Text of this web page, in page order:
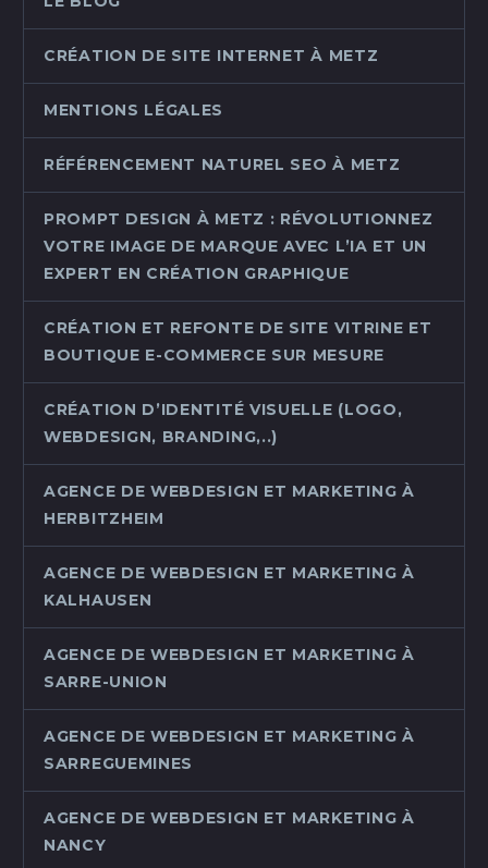
CRÉATION DE SITE INTERNET À METZ
MENTIONS LÉGALES
RÉFÉRENCEMENT NATUREL SEO À METZ
PROMPT DESIGN À METZ : RÉVOLUTIONNEZ
VOTRE IMAGE DE MARQUE AVEC L’IA ET UN
EXPERT EN CRÉATION GRAPHIQUE
CRÉATION ET REFONTE DE SITE VITRINE ET
BOUTIQUE E-COMMERCE SUR MESURE
CRÉATION D’IDENTITÉ VISUELLE (LOGO,
WEBDESIGN, BRANDING,..)
AGENCE DE WEBDESIGN ET MARKETING À
HERBITZHEIM
AGENCE DE WEBDESIGN ET MARKETING À
KALHAUSEN
AGENCE DE WEBDESIGN ET MARKETING À
SARRE-UNION
AGENCE DE WEBDESIGN ET MARKETING À
SARREGUEMINES
AGENCE DE WEBDESIGN ET MARKETING À
NANCY